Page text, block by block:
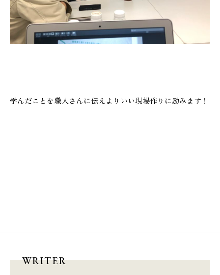
学んだことを職人さんに伝えよりいい現場作りに励みます！
WRITER